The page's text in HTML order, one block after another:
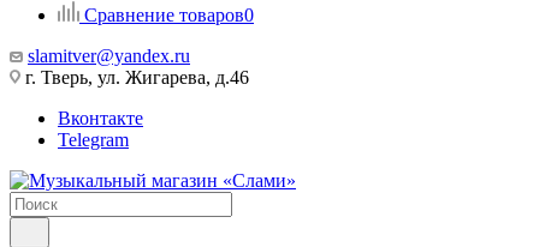
Сравнение товаров0
slamitver@yandex.ru
г. Тверь, ул. Жигарева, д.46
Вконтакте
Telegram